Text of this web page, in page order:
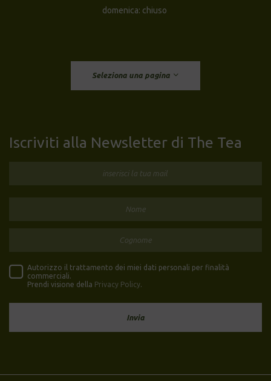
domenica: chiuso
Seleziona una pagina
Iscriviti alla Newsletter di The Tea
Autorizzo il trattamento dei miei dati personali per finalità
commerciali.
Prendi visione della Privacy Policy.